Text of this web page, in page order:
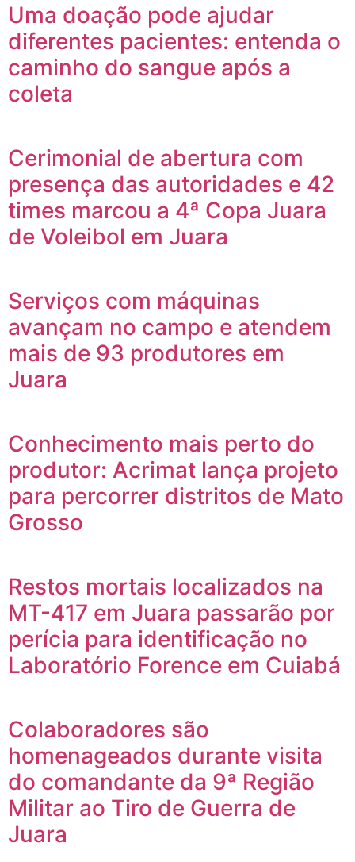
Uma doação pode ajudar
diferentes pacientes: entenda o
caminho do sangue após a
coleta
Cerimonial de abertura com
presença das autoridades e 42
times marcou a 4ª Copa Juara
de Voleibol em Juara
Serviços com máquinas
avançam no campo e atendem
mais de 93 produtores em
Juara
Conhecimento mais perto do
produtor: Acrimat lança projeto
para percorrer distritos de Mato
Grosso
Restos mortais localizados na
MT-417 em Juara passarão por
perícia para identificação no
Laboratório Forence em Cuiabá
Colaboradores são
homenageados durante visita
do comandante da 9ª Região
Militar ao Tiro de Guerra de
Juara